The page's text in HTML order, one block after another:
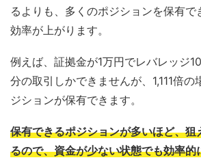
るよりも、多くのポジションを保有で
効率が上がります。
例えば、証拠金が1万円でレバレッジ
分の取引しかできませんが、1,111倍の
ジションが保有できます。
保有できるポジションが多いほど、狙
るので、資金が少ない状態でも効率的